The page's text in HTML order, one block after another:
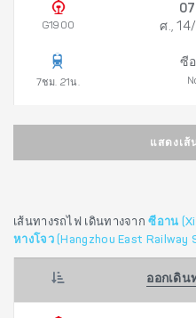
G1900
7ชม. 21น.
ศ.,
ซี
แสดงเส้
เส้นทางรถไฟ เดินทางจากซีอาน
หางโจว (Hangzhou East Railway
ออกเดิน